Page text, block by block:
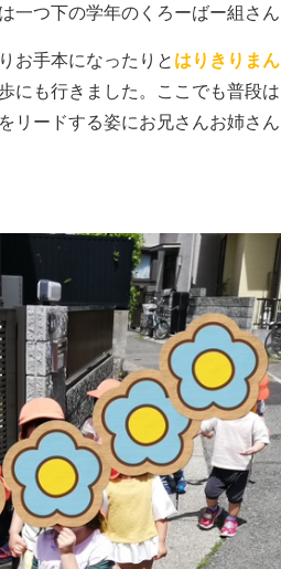
一つ下の学年のくろーばー組
お手本になったりと はりきりまん
にも行きました。ここでも普段
リードする姿にお兄さんお姉さ